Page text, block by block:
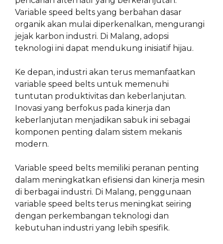
Variable speed belts yang berbahan dasar
organik akan mulai diperkenalkan, mengurangi
jejak karbon industri. Di Malang, adopsi
teknologi ini dapat mendukung inisiatif hijau.
Ke depan, industri akan terus memanfaatkan
variable speed belts untuk memenuhi
tuntutan produktivitas dan keberlanjutan.
Inovasi yang berfokus pada kinerja dan
keberlanjutan menjadikan sabuk ini sebagai
komponen penting dalam sistem mekanis
modern.
Variable speed belts memiliki peranan penting
dalam meningkatkan efisiensi dan kinerja mesin
di berbagai industri. Di Malang, penggunaan
variable speed belts terus meningkat seiring
dengan perkembangan teknologi dan
kebutuhan industri yang lebih spesifik.